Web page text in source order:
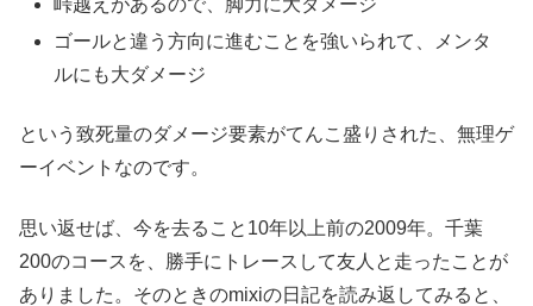
ゴールと違う方向に進むことを強いられて、メンタ
ルにも大ダメージ
という致死量のダメージ要素がてんこ盛りされた、無理ゲ
ーイベントなのです。
思い返せば、今を去ること10年以上前の2009年。千葉
200のコースを、勝手にトレースして友人と走ったことが
ありました。そのときのmixiの日記を読み返してみると、